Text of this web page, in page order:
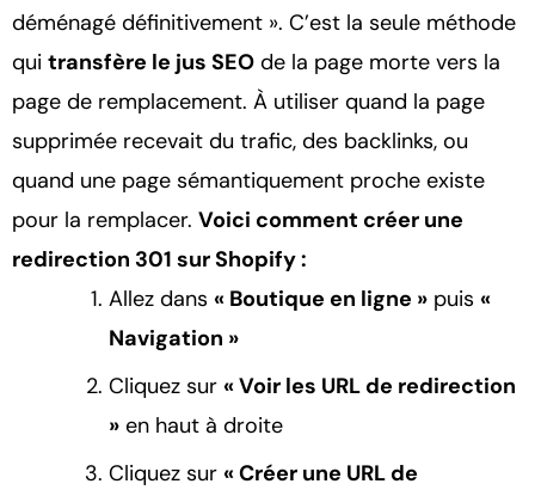
déménagé définitivement ». C’est la seule méthode
qui transfère le jus SEO de la page morte vers la
page de remplacement. À utiliser quand la page
supprimée recevait du trafic, des backlinks, ou
quand une page sémantiquement proche existe
pour la remplacer. Voici comment créer une
redirection 301 sur Shopify :
Allez dans « Boutique en ligne » puis «
Navigation »
Cliquez sur « Voir les URL de redirection
» en haut à droite
Cliquez sur « Créer une URL de